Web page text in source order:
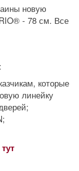
новую
- 78 см. Все
которые
линейку
тут